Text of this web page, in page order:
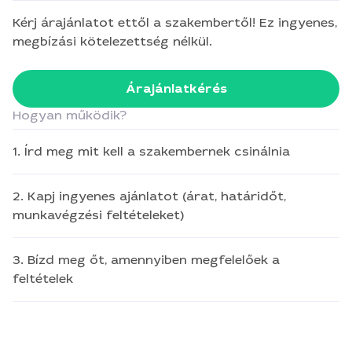
Kérj árajánlatot ettől a szakembertől! Ez ingyenes,
megbízási kötelezettség nélkül.
Árajánlatkérés
Hogyan működik?
1. Írd meg mit kell a szakembernek csinálnia
2. Kapj ingyenes ajánlatot (árat, határidőt,
munkavégzési feltételeket)
3. Bízd meg őt, amennyiben megfelelőek a
feltételek